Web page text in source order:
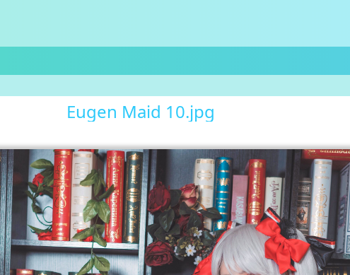
Eugen Maid 10.jpg